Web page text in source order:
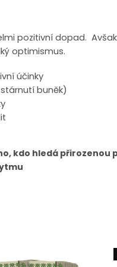
pozitivní dopad.
optimismus.
účinky
buněk)
kdo hledá přirozenou